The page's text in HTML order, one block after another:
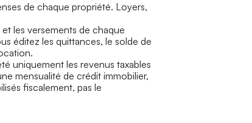
de chaque propriété. Loyers,
les versements de chaque
éditez les quittances, le solde de
uniquement les revenus taxables
mensualité de crédit immobilier,
fiscalement, pas le